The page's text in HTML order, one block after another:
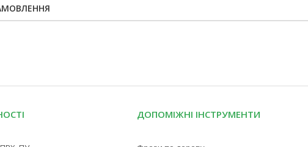
ДОПОМІЖНІ ІНСТРУМЕНТИ